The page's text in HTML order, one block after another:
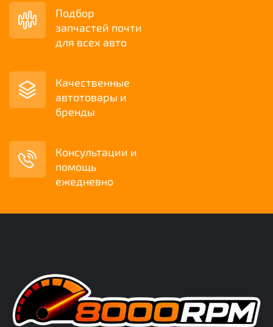
Подбор
запчастей почти
для всех авто
Качественные
автотовары и
бренды
Консультации и
помощь
ежедневно